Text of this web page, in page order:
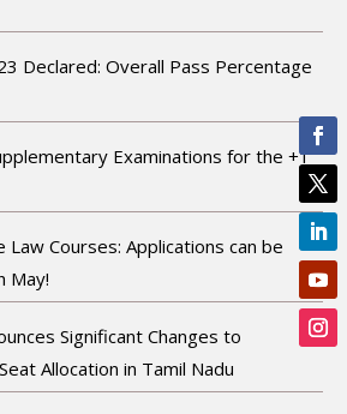
Declared: Overall Pass Percentage
Examinations for the +1
Courses: Applications can be
May!
Significant Changes to
Allocation in Tamil Nadu